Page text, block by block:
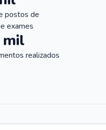
postos de
exames
mil
realizados